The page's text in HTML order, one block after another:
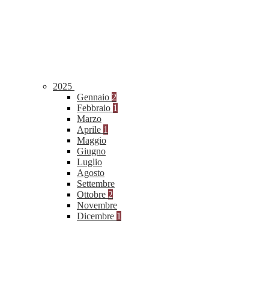
2025
Gennaio 2
Febbraio 1
Marzo
Aprile 1
Maggio
Giugno
Luglio
Agosto
Settembre
Ottobre 2
Novembre
Dicembre 1